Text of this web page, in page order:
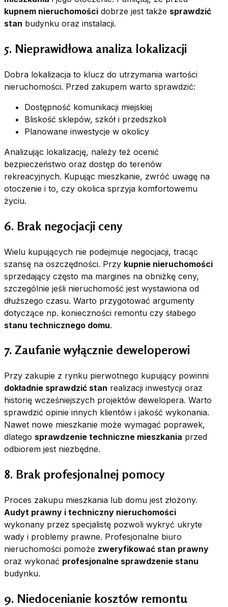
kupnem nieruchomości dobrze jest także sprawdzić
stan budynku oraz instalacji.
5. Nieprawidłowa analiza lokalizacji
Dobra lokalizacja to klucz do utrzymania wartości
nieruchomości. Przed zakupem warto sprawdzić:
Dostępność komunikacji miejskiej
Bliskość sklepów, szkół i przedszkoli
Planowane inwestycje w okolicy
Analizując lokalizację, należy też ocenić
bezpieczeństwo oraz dostęp do terenów
rekreacyjnych. Kupując mieszkanie, zwróć uwagę na
otoczenie i to, czy okolica sprzyja komfortowemu
życiu.
6. Brak negocjacji ceny
Wielu kupujących nie podejmuje negocjacji, tracąc
szansę na oszczędności. Przy kupnie nieruchomości
sprzedający często ma margines na obniżkę ceny,
szczególnie jeśli nieruchomość jest wystawiona od
dłuższego czasu. Warto przygotować argumenty
dotyczące np. konieczności remontu czy słabego
stanu technicznego domu.
7. Zaufanie wyłącznie deweloperowi
Przy zakupie z rynku pierwotnego kupujący powinni
dokładnie sprawdzić stan realizacji inwestycji oraz
historię wcześniejszych projektów dewelopera. Warto
sprawdzić opinie innych klientów i jakość wykonania.
Nawet nowe mieszkanie może wymagać poprawek,
dlatego sprawdzenie techniczne mieszkania przed
odbiorem jest niezbędne.
8. Brak profesjonalnej pomocy
Proces zakupu mieszkania lub domu jest złożony.
Audyt prawny i techniczny nieruchomości
wykonany przez specjalistę pozwoli wykryć ukryte
wady i problemy prawne. Profesjonalne biuro
nieruchomości pomoże zweryfikować stan prawny
oraz wykonać profesjonalne sprawdzenie stanu
budynku.
9. Niedocenianie kosztów remontu